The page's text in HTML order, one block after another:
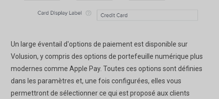
Un large éventail d'options de paiement est disponible sur
Volusion, y compris des options de portefeuille numérique plus
modernes comme Apple Pay. Toutes ces options sont définies
dans les paramètres et, une fois configurées, elles vous
permettront de sélectionner ce qui est proposé aux clients